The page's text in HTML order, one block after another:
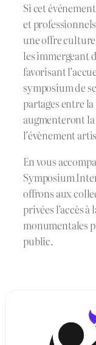
Si cet
et
une offre
les immergeant
favorisant
symposium de
partages entre
augmenteront
l’évènement
En vous
Symposium
offrons aux
privées l’accès
monumentales
public.